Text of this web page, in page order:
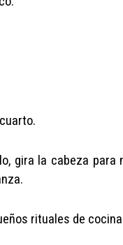
gira la cabeza
rituales de